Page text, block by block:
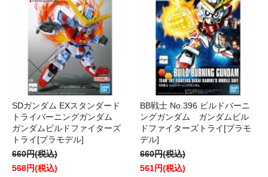
SDガンダム EXスタンダード
トライバーニングガンダム
ガンダムビルドファイターズ
トライ[プラモデル]
660円(税込)
568円(税込)
BB戦士 No.396 ビルドバーニ
ングガンダム ガンダムビル
ドファイターズトライ[プラモ
デル]
660円(税込)
561円(税込)